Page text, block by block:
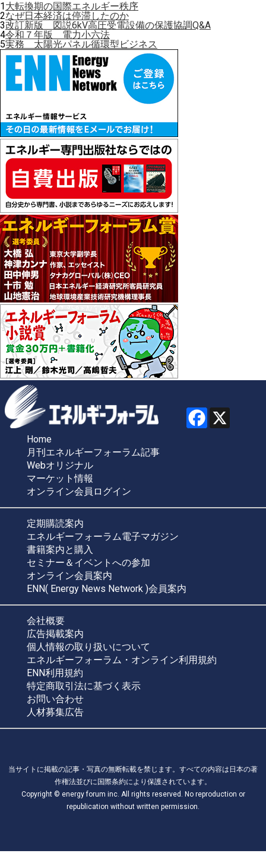
1大転換期の国際エネルギー秩序
2なぜ日本経済は停滞したのか
3改訂新版 図説6kV高圧受電設備の保護協調Q&A
4令和７年版 電力小六法
5実務 太陽光パネル循環型ビジネス
Home
月刊エネルギーフォーラム記事
Webオリジナル
マーケット情報
オンライン会員ログイン
定期購読案内
エネルギーフォーラム電子マガジン
書籍案内と購入
セミナー＆イベントへの参加
オンライン会員案内
ENN( Energy News Network )会員案内
会社概要
広告掲載案内
個人情報の取り扱いについて
エネルギーフォーラム・オンライン利用規約
ENN利用規約
特定商取引法に基づく表示
お問い合わせ
人材募集広告
当サイトに掲載の記事・写真の無断転載を禁じます。すべての内容は日本の著
作権法並びに国際条約により保護されています。
Copyright © energy forum inc. All rights reserved. No reproduction or
republication without written permission.